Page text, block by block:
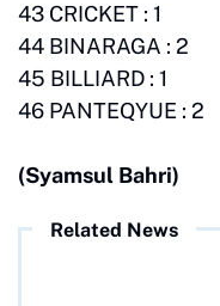
43 CRICKET : 1
44 BINARAGA : 2
45 BILLIARD : 1
46 PANTEQYUE : 2
(Syamsul Bahri)
Related News